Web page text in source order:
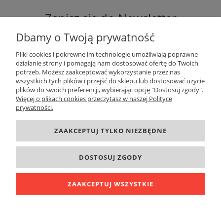
Zapisz się do Newsletter
ZAPISZ SIĘ
O FIRMIE
Dbamy o Twoją prywatność
Pliki cookies i pokrewne im technologie umożliwiają poprawne
działanie strony i pomagają nam dostosować ofertę do Twoich
potrzeb. Możesz zaakceptować wykorzystanie przez nas
wszystkich tych plików i przejść do sklepu lub dostosować użycie
plików do swoich preferencji, wybierając opcję "Dostosuj zgody".
Więcej o plikach cookies przeczytasz w naszej Polityce
prywatności.
ZAAKCEPTUJ TYLKO NIEZBĘDNE
DOSTOSUJ ZGODY
ZAAKCEPTUJ WSZYSTKIE